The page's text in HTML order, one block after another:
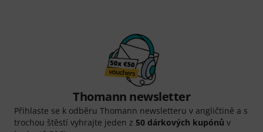
Thomann newsletter
Přihlaste se k odběru Thomann newsletteru v angličtině a s
trochou štěstí vyhrajte jeden z 50 dárkových kupónů v